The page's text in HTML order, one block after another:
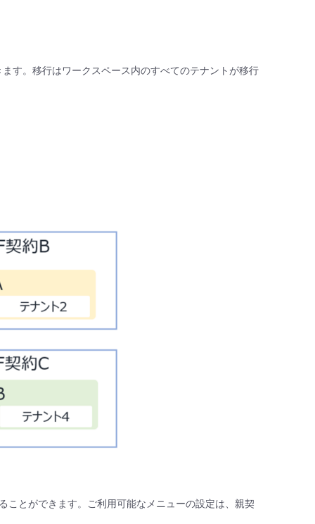
す。移行はワークスペース内のすべてのテナントが移行
ことができます。ご利用可能なメニューの設定は、親契